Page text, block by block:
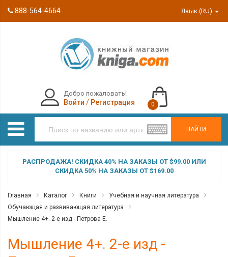
888-564-4664 Язык (RU)
НАЙТИ
Добро пожаловать!
Войти / Регистрация 0
РАСПРОДАЖА! СКИДКА 40% НА ЗАКАЗЫ ОТ $99.00 ИЛИ
СКИДКА 50% НА ЗАКАЗЫ ОТ $169.00
Главная Каталог Книги
Учебная и научная литература
Обучающая и развивающая литература
Мышление 4+. 2-е изд - Петрова Е.
Мышление 4+. 2-е изд -